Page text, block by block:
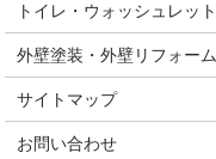
トイレ・ウォッシュレット
外壁塗装・外壁リフォーム
サイトマップ
お問い合わせ